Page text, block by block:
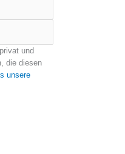
und
die diesen
unsere